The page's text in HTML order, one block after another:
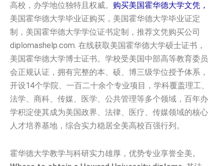
高校，办学地位独特且权威。 购买美国霍华德大学文凭，
美国霍华德大学毕业证购买，美国霍华德大学毕业证定
制，美国霍华德大学学位证书定制，推荐文凭购买公司
diplomashelp.com. 在线获取美国霍华德大学硕士证书，
美国霍华德大学博士证书。学校受美国中部高等教育委员
会正规认证，拥有完整的本、硕、博三级学位授予体系，
开设14个学院、一百二十余个专业项目，学科覆盖理工、
法学、商科、传媒、医学、公共管理等多个领域，百年办
学积淀使其成为美国政界、法律、医疗、传媒领域的核心
人才培养基地，综合实力稳居全美高校百强行列。
霍华德大学教学与科研实力雄厚，优势专业享誉全美。